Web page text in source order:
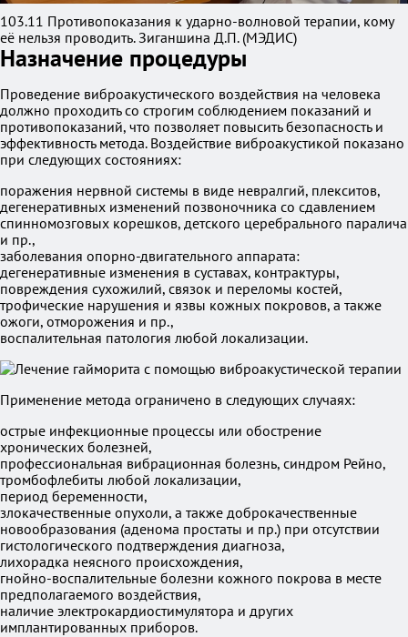
103.11 Противопоказания к ударно-волновой терапии, кому
её нельзя проводить. Зиганшина Д.П. (МЭДИС)
Назначение процедуры
Проведение виброакустического воздействия на человека
должно проходить со строгим соблюдением показаний и
противопоказаний, что позволяет повысить безопасность и
эффективность метода. Воздействие виброакустикой показано
при следующих состояниях:
поражения нервной системы в виде невралгий, плекситов,
дегенеративных изменений позвоночника со сдавлением
спинномозговых корешков, детского церебрального паралича
и пр.,
заболевания опорно-двигательного аппарата:
дегенеративные изменения в суставах, контрактуры,
повреждения сухожилий, связок и переломы костей,
трофические нарушения и язвы кожных покровов, а также
ожоги, отморожения и пр.,
воспалительная патология любой локализации.
Применение метода ограничено в следующих случаях:
острые инфекционные процессы или обострение
хронических болезней,
профессиональная вибрационная болезнь, синдром Рейно,
тромбофлебиты любой локализации,
период беременности,
злокачественные опухоли, а также доброкачественные
новообразования (аденома простаты и пр.) при отсутствии
гистологического подтверждения диагноза,
лихорадка неясного происхождения,
гнойно-воспалительные болезни кожного покрова в месте
предполагаемого воздействия,
наличие электрокардиостимулятора и других
имплантированных приборов.